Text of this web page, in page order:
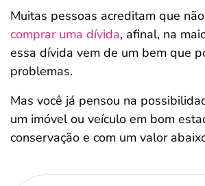
Muitas pessoas acreditam que
comprar uma dívida, afinal, na
essa dívida vem de um bem que
problemas.
Mas você já pensou na
um imóvel ou veículo em bom
conservação e com um valor